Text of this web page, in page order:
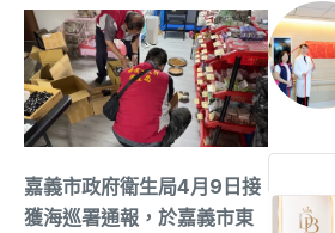
嘉義市政府衛生局4月9日接
獲海巡署通報，於嘉義市東